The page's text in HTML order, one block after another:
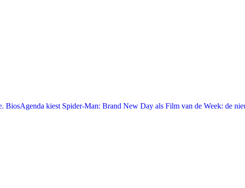
BiosAgenda kiest Spider-Man: Brand New Day als Film van de Week: de